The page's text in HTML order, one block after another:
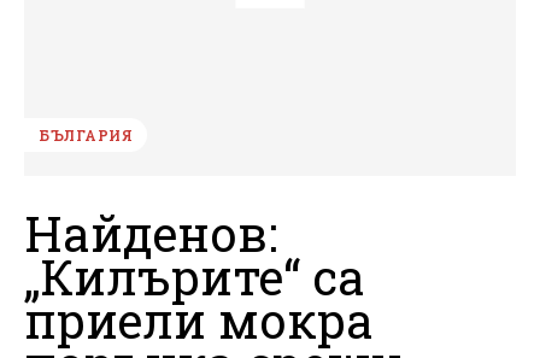
БЪЛГАРИЯ
Найденов:
„Килърите“ са
приели мокра